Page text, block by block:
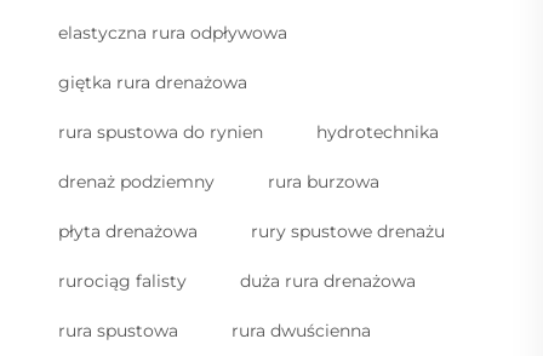
elastyczna rura odpływowa
giętka rura drenażowa
rura spustowa do rynien hydrotechnika
drenaż podziemny rura burzowa
płyta drenażowa rury spustowe drenażu
rurociąg falisty duża rura drenażowa
rura spustowa rura dwuścienna